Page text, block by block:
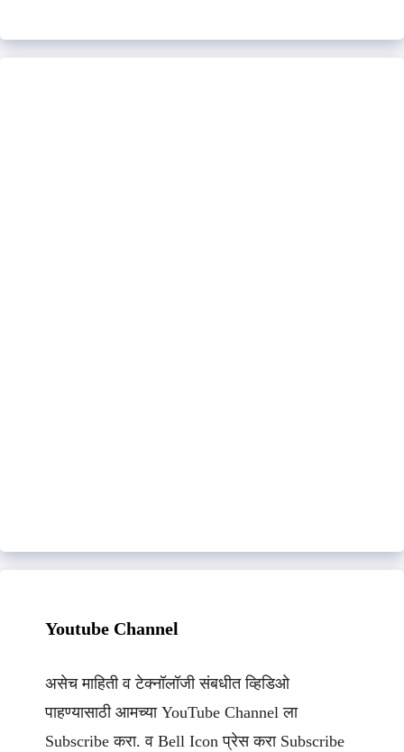
Youtube Channel
असेच माहिती व टेक्नॉलॉजी संबधीत व्हिडिओ
पाहण्यासाठी आमच्या YouTube Channel ला
Subscribe करा. व Bell Icon प्रेस करा Subscribe